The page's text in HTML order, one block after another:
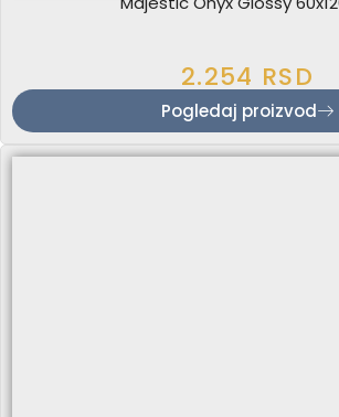
2.254 RSD
Pogledaj proizvod